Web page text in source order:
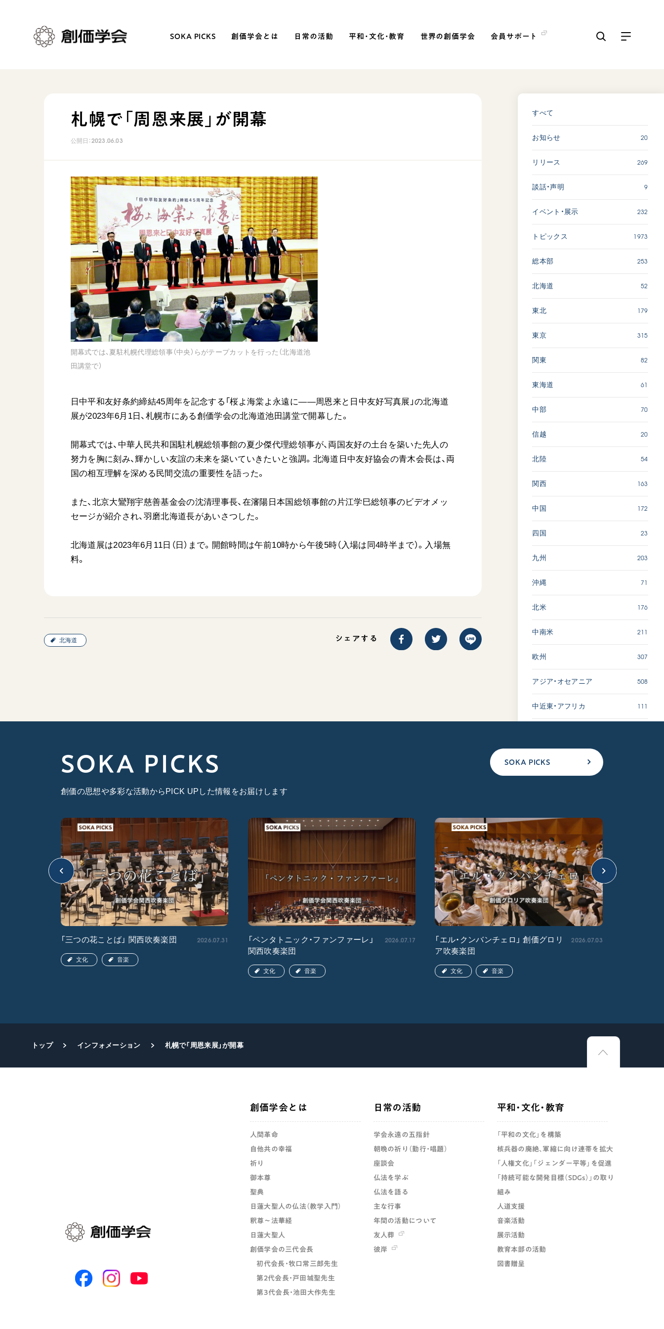
SOKA PICKS 創価学会とは 日常の活動 平和・文化・教育 世界の創価学会 会員サポート
自他共の幸福
日蓮大聖人の仏法（教学入門）
釈尊～法華経
創価学会の三代会長
初代会長・牧口常三郎先生
第2代会長・戸田城聖先生
第3代会長・池田大作先生
学会永遠の五指針
仏法を語る
主な行事
年間の活動について
友人葬
彼岸
「持続可能な開発目標（SDGs）」の
取り組み
人道支援
音楽活動
展示活動
教育本部の活動
図書贈呈
世界の創価学会
各国ウェブサイト
世界の創価学会の歴史
基本情報
会員サポート
小説『新・人間革命』『人間革命』
要旨
＜関連リンク＞
soka youth media
Soka Gakkai グローバルサイト
ご意見
「三つの花ことば」 関西吹
奏楽団
2026.07.31
動画
「ペンタトニック・ファン
2026.07.17
文化
動画
2026.07.03
文化
動画
札幌で「周恩来展」が開幕
公開日：2023.06.03
開幕式では、夏駐札幌代理総領事（中央）らがテープカットを行った（北海道池
田講堂で）
日中平和友好条約締結45周年を記念する「桜よ海棠よ永遠に――周恩来と日中友好写真展」の北海道
展が2023年6月1日、札幌市にある創価学会の北海道池田講堂で開幕した。
開幕式では、中華人民共和国駐札幌総領事館の夏少傑代理総領事が、両国友好の土台を築いた先人の
努力を胸に刻み、輝かしい友誼の未来を築いていきたいと強調。北海道日中友好協会の青木会長は、両
国の相互理解を深める民間交流の重要性を語った。
また、北京大鸞翔宇慈善基金会の沈清理事長、在瀋陽日本国総領事館の片江学巳総領事のビデオメッ
セージが紹介され、羽磨北海道長があいさつした。
北海道展は2023年6月11日（日）まで。開館時間は午前10時から午後5時（入場は同4時半まで）。入場無
料。
北海道 シェアする
すべて
お知らせ 20
リリース 269
談話・声明 9
イベント・展示 232
トピックス 1973
総本部 253
北海道 52
東北 179
東京 315
関東 82
東海道 61
中部 70
信越 20
北陸 54
関西 163
中国 172
四国 23
九州 203
沖縄 71
北米 176
中南米 211
欧州 307
アジア・オセアニア 508
中近東・アフリカ 111
SOKA PICKS
創価の思想や多彩な活動からPICK UPした情報をお届けします
SOKA PICKS
「三つの花ことば」 関西吹奏楽団 2026.07.31
文化 音楽
「ペンタトニック・ファンファーレ」
関西吹奏楽団
2026.07.17
文化 音楽
「エル・クンバンチェロ」 創価グロリ
ア吹奏楽団
2026.07.03
文化 音楽
トップ インフォメーション 札幌で「周恩来展」が開幕
創価学会とは
人間革命
自他共の幸福
祈り
御本尊
聖典
日蓮大聖人の仏法（教学入門）
釈尊～法華経
日蓮大聖人
創価学会の三代会長
初代会長・牧口常三郎先生
第2代会長・戸田城聖先生
第3代会長・池田大作先生
日常の活動
学会永遠の五指針
朝晩の祈り（勤行・唱題）
座談会
仏法を学ぶ
仏法を語る
主な行事
年間の活動について
友人葬
彼岸
平和・文化・教育
「平和の文化」を構築
核兵器の廃絶、軍縮に向け連帯を拡大
「人権文化」「ジェンダー平等」を促進
「持続可能な開発目標（SDGs）」の取り
組み
人道支援
音楽活動
展示活動
教育本部の活動
図書贈呈